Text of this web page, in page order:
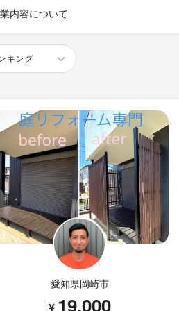
内容について
愛知県岡崎市
19,000